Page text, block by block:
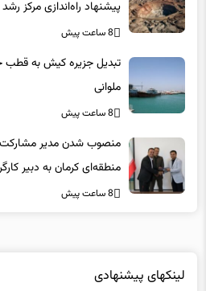
پیشنهاد راه‌اندازی مرکز
8 ساعت پیش
ملوانی
8 ساعت پیش
منصوب شدن مدیر
منطقه‌ای کرمان به دبیر
8 ساعت پیش
لینکهای پیشنهادی